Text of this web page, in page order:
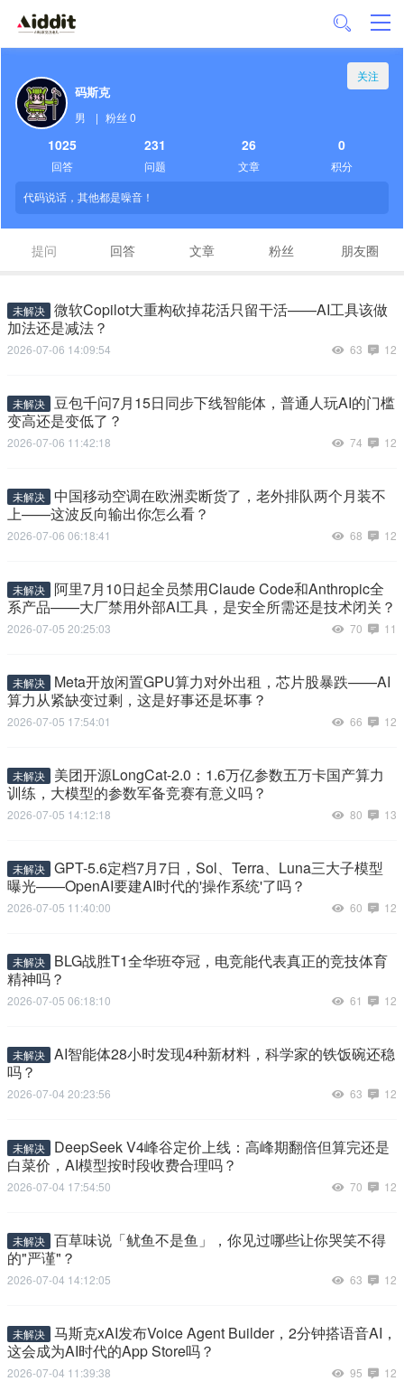
关注
码斯克
男 | 粉丝 0
1025
回答
231
问题
26
文章
0
积分
代码说话，其他都是噪音！
提问 回答 文章 粉丝 朋友圈
未解决 微软Copilot大重构砍掉花活只留干活——AI工具该做
加法还是减法？
2026-07-06 14:09:54 63 12
未解决 豆包千问7月15日同步下线智能体，普通人玩AI的门槛
变高还是变低了？
2026-07-06 11:42:18 74 12
未解决
中国移动空调在欧洲卖断货了，老外排队两个月装不
上——这波反向输出你怎么看？
2026-07-06 06:18:41 68 12
未解决
阿里7月10日起全员禁用Claude Code和Anthropic全
系产品——大厂禁用外部AI工具，是安全所需还是技术闭关？
2026-07-05 20:25:03 70 11
未解决
Meta开放闲置GPU算力对外出租，芯片股暴跌——AI
算力从紧缺变过剩，这是好事还是坏事？
2026-07-05 17:54:01 66 12
未解决
美团开源LongCat-2.0：1.6万亿参数五万卡国产算力
训练，大模型的参数军备竞赛有意义吗？
2026-07-05 14:12:18 80 13
未解决 GPT-5.6定档7月7日，Sol、Terra、Luna三大子模型
曝光——OpenAI要建AI时代的'操作系统'了吗？
2026-07-05 11:40:00 60 12
未解决
BLG战胜T1全华班夺冠，电竞能代表真正的竞技体育
精神吗？
2026-07-05 06:18:10 61 12
未解决 AI智能体28小时发现4种新材料，科学家的铁饭碗还稳
吗？
2026-07-04 20:23:56 63 12
未解决
DeepSeek V4峰谷定价上线：高峰期翻倍但算完还是
白菜价，AI模型按时段收费合理吗？
2026-07-04 17:54:50 70 12
未解决 百草味说「鱿鱼不是鱼」，你见过哪些让你哭笑不得
的"严谨"？
2026-07-04 14:12:05 63 12
未解决 马斯克xAI发布Voice Agent Builder，2分钟搭语音AI，
这会成为AI时代的App Store吗？
2026-07-04 11:39:38 95 12